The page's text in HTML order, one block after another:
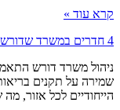
קרא עוד »
4 חדרים במשרד שדורשים תשומת לב ניקיון שונה לחלוטין
ניהול משרד דורש
שמירה על תקנים
הייחודיים לכל אזור,